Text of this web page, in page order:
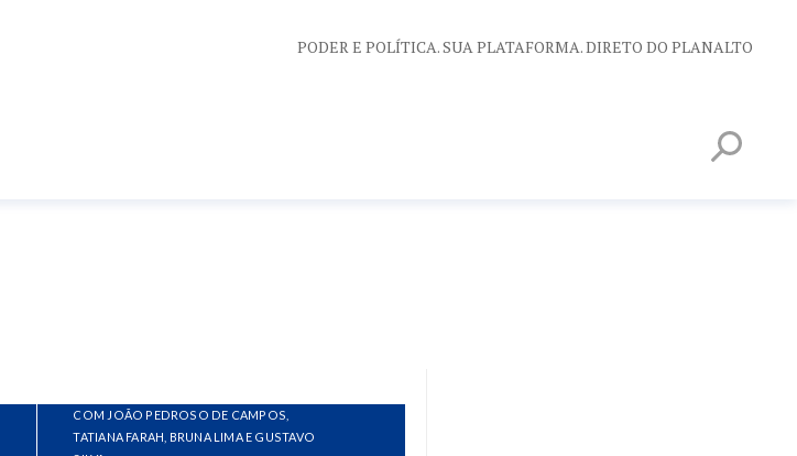
PODER E POLÍTICA. SUA PLATAFORMA. DIRETO DO PLANALTO
COM JOÃO PEDROSO DE CAMPOS,
TATIANA FARAH, BRUNA LIMA E GUSTAVO